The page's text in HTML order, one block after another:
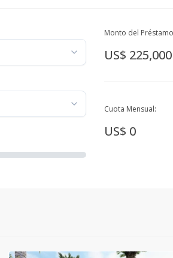
Monto del
US$ 225,000
Cuota Mensual:
US$ 0